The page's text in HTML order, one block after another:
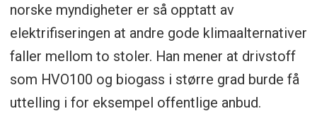
norske myndigheter er så opptatt av
elektrifiseringen at andre gode klimaalternativer
faller mellom to stoler. Han mener at drivstoff
som HVO100 og biogass i større grad burde få
uttelling i for eksempel offentlige anbud.